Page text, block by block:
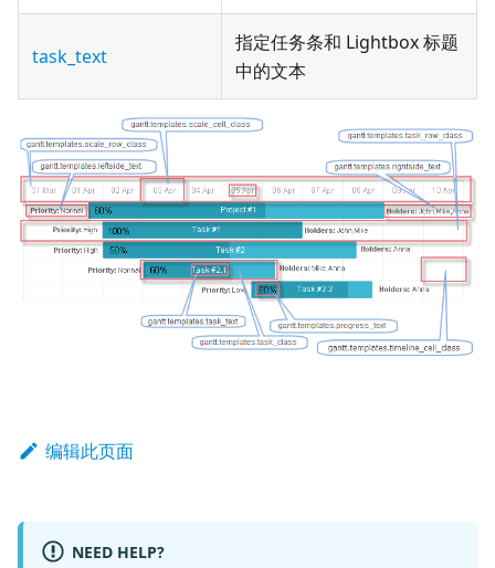
task_text
指定任务条和 Lightbox 标题
中的文本
编辑此页面
NEED HELP?